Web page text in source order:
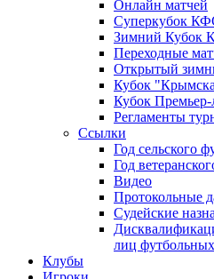
Онлайн матчей
Суперкубок
Зимний Кубок
Переходные
Открытый
Кубок
Кубок
Регламенты
Ссылки
Год сельского
Год
Видео
Протокольные
Судейские
лиц
Клубы